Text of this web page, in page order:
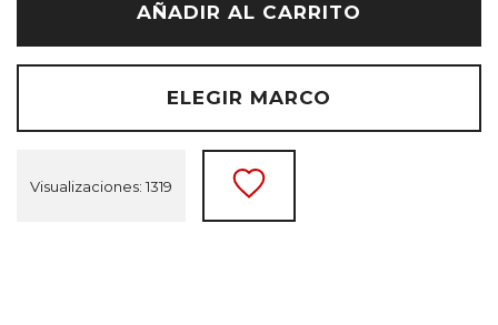
AÑADIR AL CARRITO
ELEGIR MARCO
Visualizaciones: 1319